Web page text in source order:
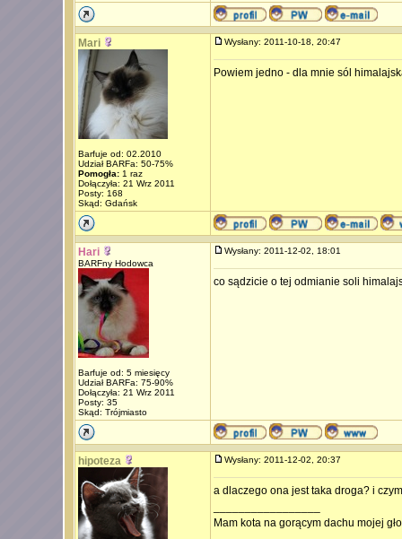
Mari
Barfuje od: 02.2010
Udział BARFa: 50-75%
Pomogła:1 raz
Dołączyła: 21 Wrz 2011
Posty: 168
Skąd: Gdańsk
Wysłany: 2011-10-18, 20:47
Powiem jedno - dla mnie sól
Hari
BARFny Hodowca
Barfuje od: 5 miesięcy
Udział BARFa: 75-90%
Dołączyła: 21 Wrz 2011
Posty: 35
Skąd: Trójmiasto
Wysłany: 2011-12-02, 18:01
co sądzicie o tej odmianie soli
hipoteza Wysłany: 2011-12-02, 20:37
a dlaczego ona jest taka droga? i
Mam kota na gorącym dachu mojej